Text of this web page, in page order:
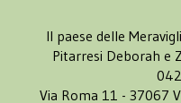
Il paese delle
Pitarresi Deborah e
Via Roma 11 - 37067